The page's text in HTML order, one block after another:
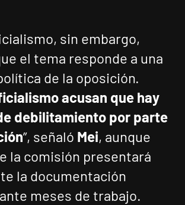
sin embargo,
el tema responde a una
de la oposición.
acusan que hay
debilitamiento por parte
”, señaló Mei, aunque
la comisión presentará
la documentación
meses de trabajo.